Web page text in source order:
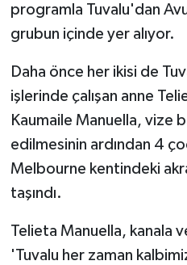
programla Tuvalu'dan
grubun içinde yer alıyor.
Daha önce her ikisi de
işlerinde çalışan anne
Kaumaile Manuella, vize
edilmesinin ardından 4
Melbourne kentindeki
taşındı.
Telieta Manuella, kanala
'Tuvalu her zaman